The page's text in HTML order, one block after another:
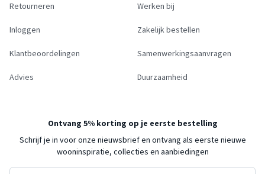
Retourneren
Inloggen
Klantbeoordelingen
Advies
Werken bij
Zakelijk bestellen
Samenwerkingsaanvragen
Duurzaamheid
Ontvang 5% korting op je eerste bestelling
Schrijf je in voor onze nieuwsbrief en ontvang als eerste nieuwe
wooninspiratie, collecties en aanbiedingen